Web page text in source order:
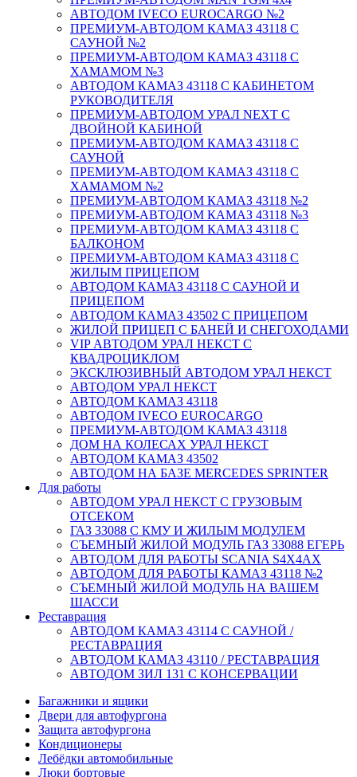
АВТОДОМ IVECO EUROCARGO №2
ПРЕМИУМ-АВТОДОМ КАМАЗ 43118 С
САУНОЙ №2
ПРЕМИУМ-АВТОДОМ КАМАЗ 43118 С
ХАМАМОМ №3
АВТОДОМ КАМАЗ 43118 С КАБИНЕТОМ
РУКОВОДИТЕЛЯ
ПРЕМИУМ-АВТОДОМ УРАЛ NEXT С
ДВОЙНОЙ КАБИНОЙ
ПРЕМИУМ-АВТОДОМ КАМАЗ 43118 С
САУНОЙ
ПРЕМИУМ-АВТОДОМ КАМАЗ 43118 С
ХАМАМОМ №2
ПРЕМИУМ-АВТОДОМ КАМАЗ 43118 №2
ПРЕМИУМ-АВТОДОМ КАМАЗ 43118 №3
ПРЕМИУМ-АВТОДОМ КАМАЗ 43118 С
БАЛКОНОМ
ПРЕМИУМ-АВТОДОМ КАМАЗ 43118 С
ЖИЛЫМ ПРИЦЕПОМ
АВТОДОМ КАМАЗ 43118 С САУНОЙ И
ПРИЦЕПОМ
АВТОДОМ КАМАЗ 43502 С ПРИЦЕПОМ
ЖИЛОЙ ПРИЦЕП С БАНЕЙ И СНЕГОХОДАМИ
VIP АВТОДОМ УРАЛ НЕКСТ С
КВАДРОЦИКЛОМ
ЭКСКЛЮЗИВНЫЙ АВТОДОМ УРАЛ НЕКСТ
АВТОДОМ УРАЛ НЕКСТ
АВТОДОМ КАМАЗ 43118
АВТОДОМ IVECO EUROCARGO
ПРЕМИУМ-АВТОДОМ КАМАЗ 43118
ДОМ НА КОЛЕСАХ УРАЛ НЕКСТ
АВТОДОМ КАМАЗ 43502
АВТОДОМ НА БАЗЕ MERCEDES SPRINTER
Для работы
АВТОДОМ УРАЛ НЕКСТ С ГРУЗОВЫМ
ОТСЕКОМ
ГАЗ 33088 С КМУ И ЖИЛЫМ МОДУЛЕМ
СЪЕМНЫЙ ЖИЛОЙ МОДУЛЬ ГАЗ 33088 ЕГЕРЬ
АВТОДОМ ДЛЯ РАБОТЫ SCANIA S4X4AX
АВТОДОМ ДЛЯ РАБОТЫ КАМАЗ 43118 №2
СЪЕМНЫЙ ЖИЛОЙ МОДУЛЬ НА ВАШЕМ
ШАССИ
Реставрация
АВТОДОМ КАМАЗ 43114 С САУНОЙ /
РЕСТАВРАЦИЯ
АВТОДОМ КАМАЗ 43110 / РЕСТАВРАЦИЯ
АВТОДОМ ЗИЛ 131 С КОНСЕРВАЦИИ
Багажники и ящики
Двери для автофургона
Защита автофургона
Кондиционеры
Лебёдки автомобильные
Люки бортовые